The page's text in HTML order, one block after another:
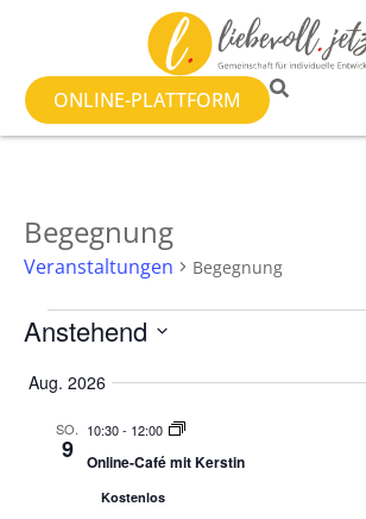
ONLINE-PLATTFORM
Begegnung
Veranstaltungen Begegnung
Anstehend
auswählen.
Aug. 2026
SO.
9
10:30- 12:00
Online-Café mit Kerstin
Kostenlos